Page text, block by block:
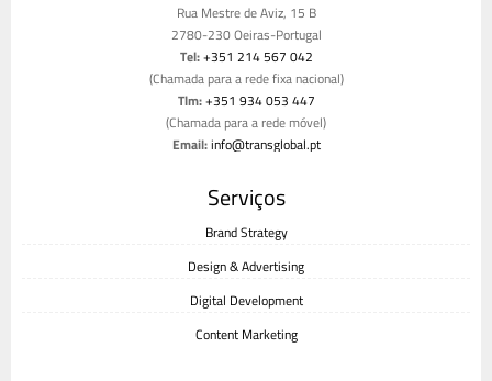
Rua Mestre de Aviz, 15 B
2780-230 Oeiras-Portugal
Tel:+351 214 567 042
(Chamada para a rede fixa nacional)
Tlm:+351 934 053 447
(Chamada para a rede móvel)
Email:info@transglobal.pt
Serviços
Brand Strategy
Design & Advertising
Digital Development
Content Marketing